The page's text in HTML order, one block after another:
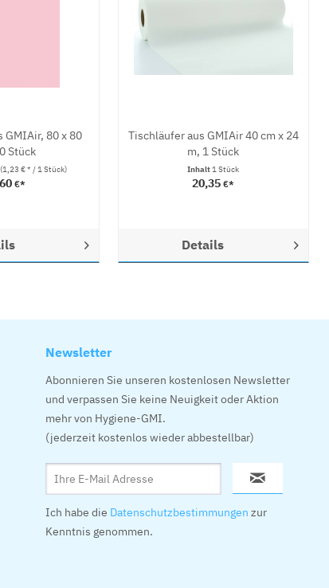
GMIAir, 80 x 80
Stück
(1,23 € * / 1 Stück)
€*
Tischläufer aus GMIAir 40 cm x 24
m, 1 Stück
Inhalt1 Stück
20,35€*
Details
Newsletter
Abonnieren Sie unseren kostenlosen Newsletter
und verpassen Sie keine Neuigkeit oder Aktion
mehr von Hygiene-GMI.
(jederzeit kostenlos wieder abbestellbar)
Ich habe die Datenschutzbestimmungen zur
Kenntnis genommen.